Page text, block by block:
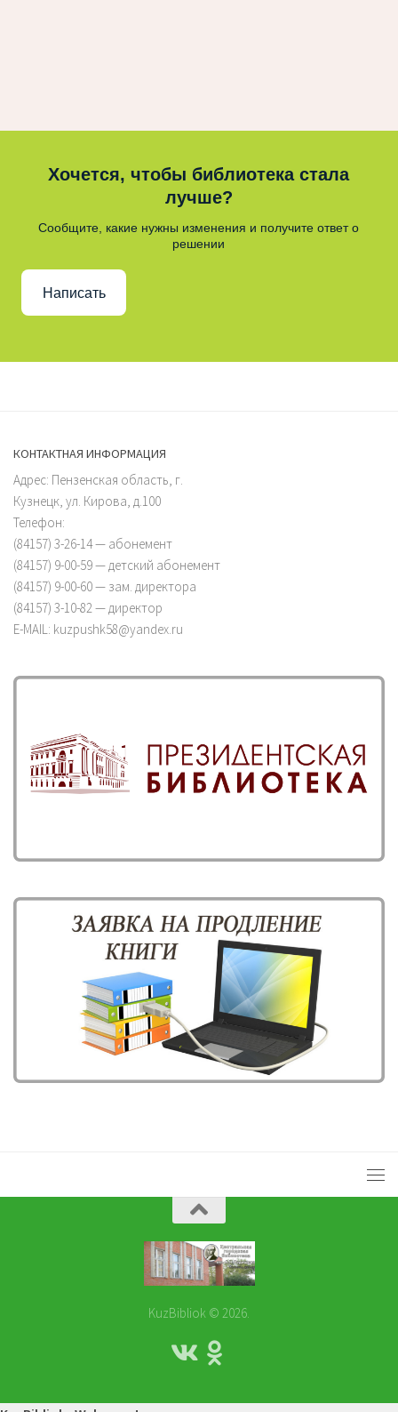
Хочется, чтобы библиотека стала
лучше?
Сообщите, какие нужны изменения и получите ответ о
решении
Написать
КОНТАКТНАЯ ИНФОРМАЦИЯ
Адрес: Пензенская область, г.
Кузнецк, ул. Кирова, д.100
Телефон:
(84157) 3-26-14 — абонемент
(84157) 9-00-59 — детский абонемент
(84157) 9-00-60 — зам. директора
(84157) 3-10-82 — директор
E-MAIL: kuzpushk58@yandex.ru
KuzBibliok © 2026.